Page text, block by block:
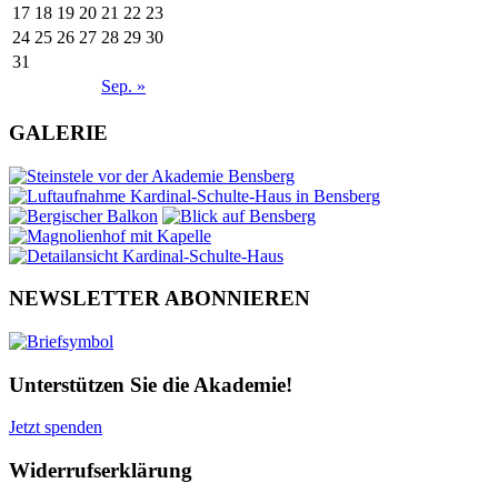
Sep. »
17 18 19 20 21 22 23
24 25 26 27 28 29 30
31
GALERIE
NEWSLETTER ABONNIEREN
Unterstützen Sie die Akademie!
Jetzt spenden
Widerrufserklärung